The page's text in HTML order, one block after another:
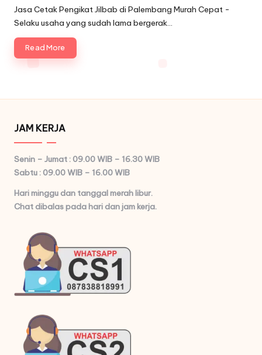
by
Jasa Cetak Pengikat Jilbab di Palembang Murah Cepat -
Selaku usaha yang sudah lama bergerak…
Read More
JAM KERJA
Senin – Jumat : 09.00 WIB – 16.30 WIB
Sabtu : 09.00 WIB – 16.00 WIB
Hari minggu dan tanggal merah libur.
Chat dibalas pada hari dan jam kerja.